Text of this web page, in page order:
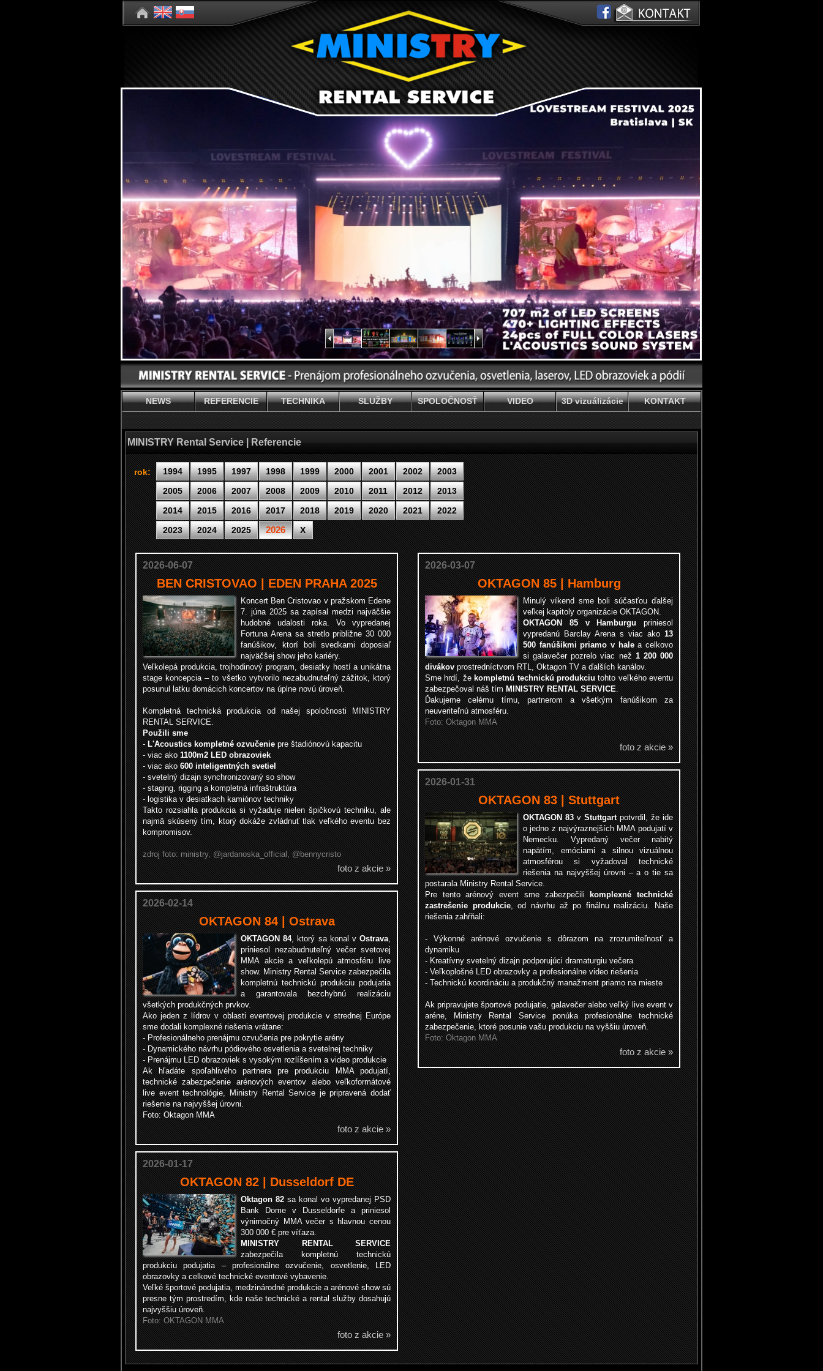
NEWS REFERENCIE TECHNIKA SLUŽBY SPOLOČNOSŤ VIDEO 3D vizuálizácie KONTAKT
MINISTRY Rental Service | Referencie
rok: 1994 1995 1997 1998 1999 2000 2001 2002
2003
2005
2006 2007 2008 2009 2010 2011 2012
2013
2014
2015 2016 2017 2018 2019 2020 2021
2022
2023
2024 2025 2026 X
2026-06-07
BEN CRISTOVAO | EDEN PRAHA 2025
KoncertBen Cristovaov pražskom Edene
7. júna 2025 sa zapísal medzi najväčšie
hudobné udalosti roka. Vo vypredanej
Fortuna Arenasa stretlo približne 30 000
fanúšikov, ktorí boli svedkami doposiaľ
najväčšej show jeho kariéry.
Veľkolepá produkcia, trojhodinový program, desiatky hostí a unikátna
stage koncepcia – to všetko vytvorilo nezabudnuteľný zážitok, ktorý
posunul latku domácich koncertov na úplne novú úroveň.
Kompletná technická produkcia od našej spoločnosti MINISTRY
RENTAL SERVICE.
Použili sme
-L'Acoustics kompletné ozvučeniepre štadiónovú kapacitu
- viac ako1100m2 LED obrazoviek
- viac ako600 inteligentných svetiel
- svetelný dizajn synchronizovaný so show
- staging, rigging a kompletná infraštruktúra
- logistika v desiatkach kamiónov techniky
Takto rozsiahla produkcia si vyžaduje nielen špičkovú techniku, ale
najmä skúsený tím, ktorý dokáže zvládnuť tlak veľkého eventu bez
kompromisov.
zdroj foto: ministry, @jardanoska_official, @bennycristo
foto z akcie »
2026-02-14
OKTAGON 84 | Ostrava
OKTAGON 84, ktorý sa konal vOstrava,
priniesol nezabudnuteľný večer svetovej
MMA akcie a veľkolepú atmosféru live
show. Ministry Rental Service zabezpečila
kompletnú technickú produkciu podujatia
a garantovala bezchybnú realizáciu
všetkých produkčných prvkov.
Ako jeden z lídrov v oblasti eventovej produkcie v strednej Európe
sme dodali komplexné riešenia vrátane:
- Profesionálneho prenájmu ozvučenia pre pokrytie arény
- Dynamického návrhu pódiového osvetlenia a svetelnej techniky
- Prenájmu LED obrazoviek s vysokým rozlíšením a video produkcie
Ak hľadáte spoľahlivého partnera pre produkciu MMA podujatí,
technické zabezpečenie arénových eventov alebo veľkoformátové
live event technológie, Ministry Rental Service je pripravená dodať
riešenie na najvyššej úrovni.
Foto: Oktagon MMA
foto z akcie »
2026-01-17
OKTAGON 82 | Dusseldorf DE
Oktagon 82sa konal vo vypredanej PSD
Bank Dome v Dusseldorfe a priniesol
výnimočný MMA večer s hlavnou cenou
300 000 € pre víťaza.
MINISTRY RENTAL SERVICE
zabezpečila kompletnú technickú
produkciu podujatia – profesionálne ozvučenie, osvetlenie, LED
obrazovky a celkové technické eventové vybavenie.
Veľké športové podujatia, medzinárodné produkcie a arénové show sú
presne tým prostredím, kde naše technické a rental služby dosahujú
najvyššiu úroveň.
Foto: OKTAGON MMA
foto z akcie »
2026-03-07
OKTAGON 85 | Hamburg
Minulý víkend sme boli súčasťou ďalšej
veľkej kapitoly organizácie OKTAGON.
OKTAGON 85 v Hamburgupriniesol
vypredanú Barclay Arena s viac ako13
500 fanúšikmi priamo v halea celkovo
si galavečer pozrelo viac než1 200 000
divákovprostredníctvom RTL, Oktagon TV a ďalších kanálov.
Sme hrdí, žekompletnú technickú produkciutohto veľkého eventu
zabezpečoval náš tímMINISTRY RENTAL SERVICE.
Ďakujeme celému tímu, partnerom a všetkým fanúšikom za
neuveriteľnú atmosféru.
Foto: Oktagon MMA
foto z akcie »
2026-01-31
OKTAGON 83 | Stuttgart
OKTAGON 83vStuttgartpotvrdil, že ide
o jedno z najvýraznejších MMA podujatí v
Nemecku. Vypredaný večer nabitý
napätím, emóciami a silnou vizuálnou
atmosférou si vyžadoval technické
riešenia na najvyššej úrovni – a o tie sa
postarala Ministry Rental Service.
Pre tento arénový event sme zabezpečilikomplexné technické
zastrešenie produkcie, od návrhu až po finálnu realizáciu. Naše
riešenia zahŕňali:
- Výkonné arénové ozvučenie s dôrazom na zrozumiteľnosť a
dynamiku
-Kreatívny svetelný dizajn podporujúci dramaturgiu večera
-Veľkoplošné LED obrazovky a profesionálne video riešenia
- Technickú koordináciu a produkčný manažment priamo na mieste
Ak pripravujete športové podujatie, galavečer alebo veľký live event v
aréne, Ministry Rental Service ponúka profesionálne technické
zabezpečenie, ktoré posunie vašu produkciu na vyššiu úroveň.
Foto: Oktagon MMA
foto z akcie »